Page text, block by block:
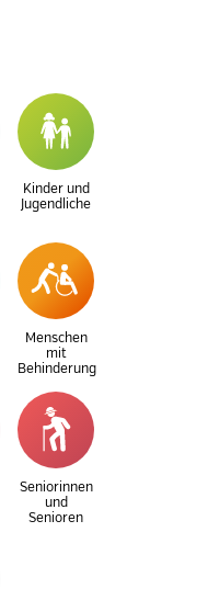
Kinder und
Jugendliche
Menschen
mit
Behinderung
Seniorinnen
und
Senioren